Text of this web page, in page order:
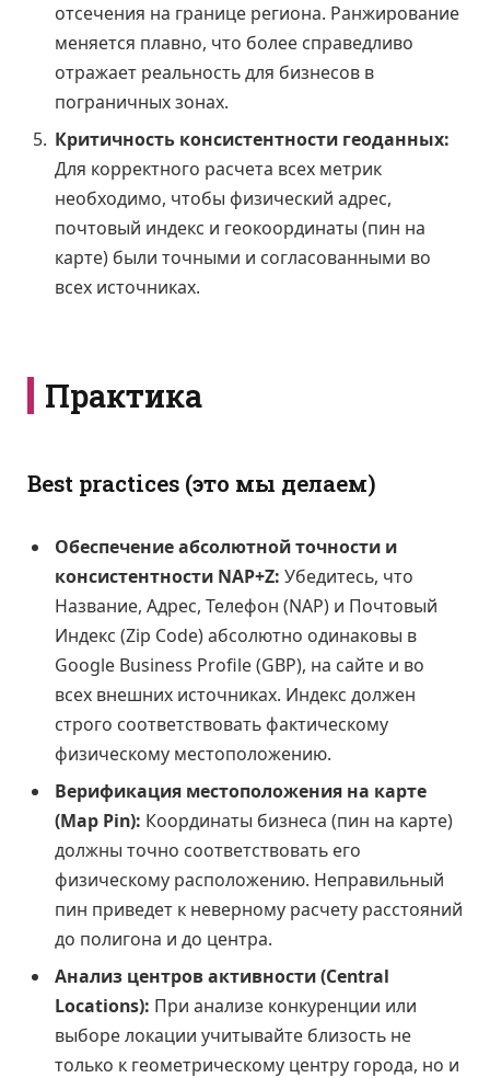
отсечения на границе региона. Ранжирование
меняется плавно, что более справедливо
отражает реальность для бизнесов в
пограничных зонах.
Критичность консистентности геоданных:
Для корректного расчета всех метрик
необходимо, чтобы физический адрес,
почтовый индекс и геокоординаты (пин на
карте) были точными и согласованными во
всех источниках.
Практика
Best practices (это мы делаем)
Обеспечение абсолютной точности и
консистентности NAP+Z: Убедитесь, что
Название, Адрес, Телефон (NAP) и Почтовый
Индекс (Zip Code) абсолютно одинаковы в
Google Business Profile (GBP), на сайте и во
всех внешних источниках. Индекс должен
строго соответствовать фактическому
физическому местоположению.
Верификация местоположения на карте
(Map Pin): Координаты бизнеса (пин на карте)
должны точно соответствовать его
физическому расположению. Неправильный
пин приведет к неверному расчету расстояний
до полигона и до центра.
Анализ центров активности (Central
Locations): При анализе конкуренции или
выборе локации учитывайте близость не
только к геометрическому центру города, но и